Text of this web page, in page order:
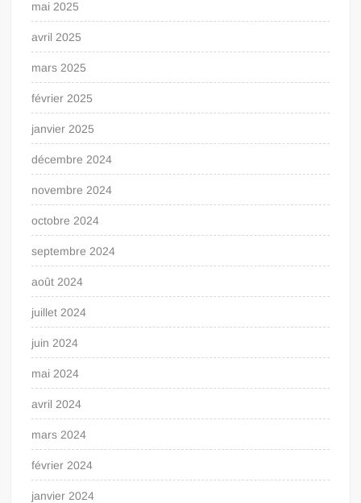
mai 2025
avril 2025
mars 2025
février 2025
janvier 2025
décembre 2024
novembre 2024
octobre 2024
septembre 2024
août 2024
juillet 2024
juin 2024
mai 2024
avril 2024
mars 2024
février 2024
janvier 2024